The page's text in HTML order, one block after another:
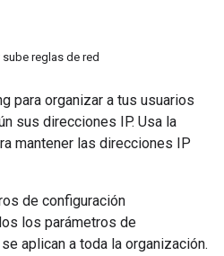
reglas de red
para organizar a tus usuarios
sus direcciones IP. Usa la
mantener las direcciones IP
de configuración
los parámetros de
aplican a toda la organización.